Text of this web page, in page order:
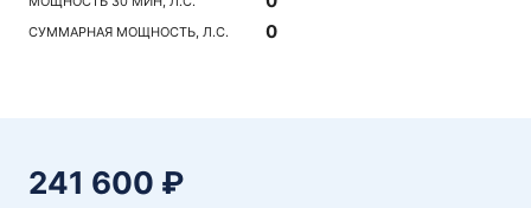
СУММАРНАЯ МОЩНОСТЬ, Л.С. 0
241 600 ₽